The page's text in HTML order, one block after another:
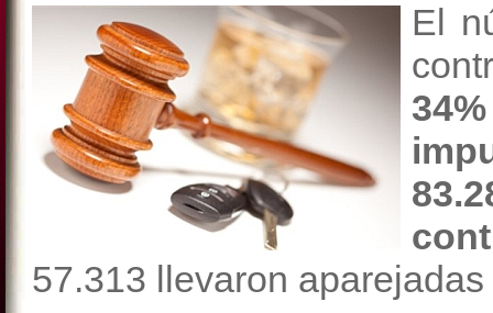
El
57.313 llevaron